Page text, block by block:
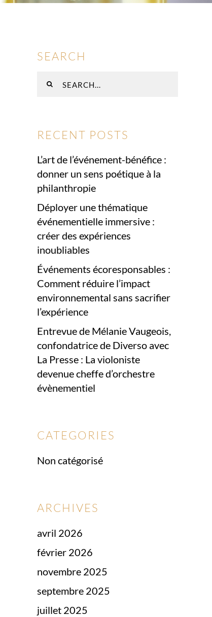
SEARCH
RECENT POSTS
L’art de l’événement-bénéfice :
donner un sens poétique à la
philanthropie
Déployer une thématique
événementielle immersive :
créer des expériences
inoubliables
Événements écoresponsables :
Comment réduire l’impact
environnemental sans sacrifier
l’expérience
Entrevue de Mélanie Vaugeois,
confondatrice de Diverso avec
La Presse : La violoniste
devenue cheffe d’orchestre
évènementiel
CATEGORIES
Non catégorisé
ARCHIVES
avril 2026
février 2026
novembre 2025
septembre 2025
juillet 2025